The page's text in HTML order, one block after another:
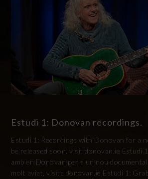
Estudi 1: Donovan recordings.
Estudi 1: Recordings with Donovan for a
be released soon, visit donovan.ie Estudi
amb en Donovan per a un nou
molt aviat, visita donovan.ie Estudi 1: